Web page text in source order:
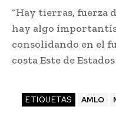
“Hay tierras, fuerza
hay algo
consolidando en el
costa Este de
ETIQUETAS AMLO